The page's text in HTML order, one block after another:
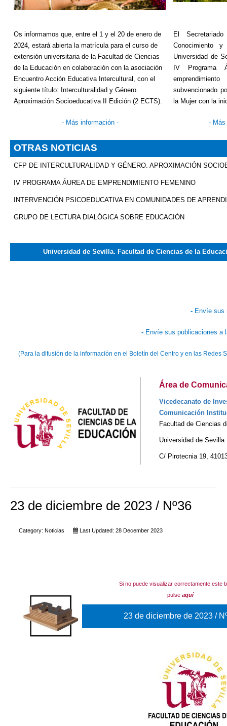
Os informamos que, entre el 1 y el 20 de enero de
2024, estará abierta la matrícula para el curso de
extensión universitaria de la Facultad de Ciencias
de la Educación en colaboración con la asociación
Encuentro Acción Educativa Intercultural, con el
siguiente título: Interculturalidad y Género.
Aproximación Socioeducativa II Edición (2 ECTS).
El
Conocimiento
Universidad de
IV Programa
subvencionado
la Mujer con la
- Más información- -
OTRAS NOTICIAS
CFP DE INTERCULTURALIDAD Y GÉNERO. APROXIMACIÓN
IV PROGRAMA ÁUREA DE EMPRENDIMIENTO FEMENINO
INTERVENCIÓN PSICOEDUCATIVA EN COMUNIDADES DE
GRUPO DE LECTURA DIALÓGICA SOBRE EDUCACIÓN
Universidad de Sevilla. Facultad de Ciencias de la
- Envíe sus
- Envíe sus publicaciones a
(Para la difusión de la información en el Boletín del Centro y en las
Área de
Vicedecanato de
Comunicación
Facultad de Ciencias
Universidad de Sevilla
C/ Pirotecnia 19,
23 de diciembre de 2023 / Nº36
Category: Noticias Last Updated: 28 December 2023
Si no puede visualizar correctamente este
pulse aquí
23 de diciembre de 2023 /